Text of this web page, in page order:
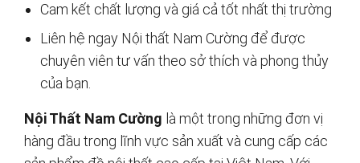
Cam kết chất lượng và giá cả tốt nhất thị trường
Liên hệ ngay Nội thất Nam Cường để được
chuyên viên tư vấn theo sở thích và phong thủy
của bạn.
Nội Thất Nam Cường là một trong những đơn vị
hàng đầu trong lĩnh vực sản xuất và cung cấp các